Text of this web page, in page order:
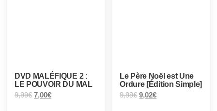
DVD MALÉFIQUE 2 :
LE POUVOIR DU MAL
9,99€ 7,00€
Le Père Noël est Une
Ordure [Édition Simple]
9,99€ 9,02€